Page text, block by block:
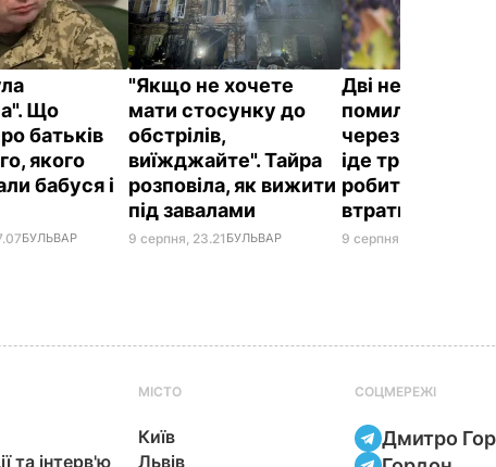
Що
батьків
якого
бабуся і
БУЛЬВАР
"Якщо не хочете
мати стосунку до
обстрілів,
виїжджайте". Тайра
розповіла, як вижити
під завалами
9 серпня, 23.21 БУЛЬВАР
Дві небезпечні
помилки у
через які
іде тріщинами.
робити, щоб не
втратити
9 серпня, 22.09
та інтерв'ю
МІСТО
Київ
Львів
СОЦМЕРЕЖІ
Дмитро